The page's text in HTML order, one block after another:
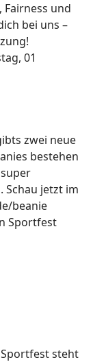
und
bei uns –
01
zwei neue
bestehen
Schau jetzt im
beanie
Sportfest
steht